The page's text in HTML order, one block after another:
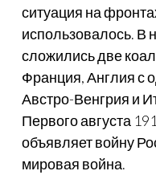
ситуация на
использовалось. В
сложились две
Франция, Англия с
Австро-Венгрия и
Первого августа
объявляет войну
мировая война.